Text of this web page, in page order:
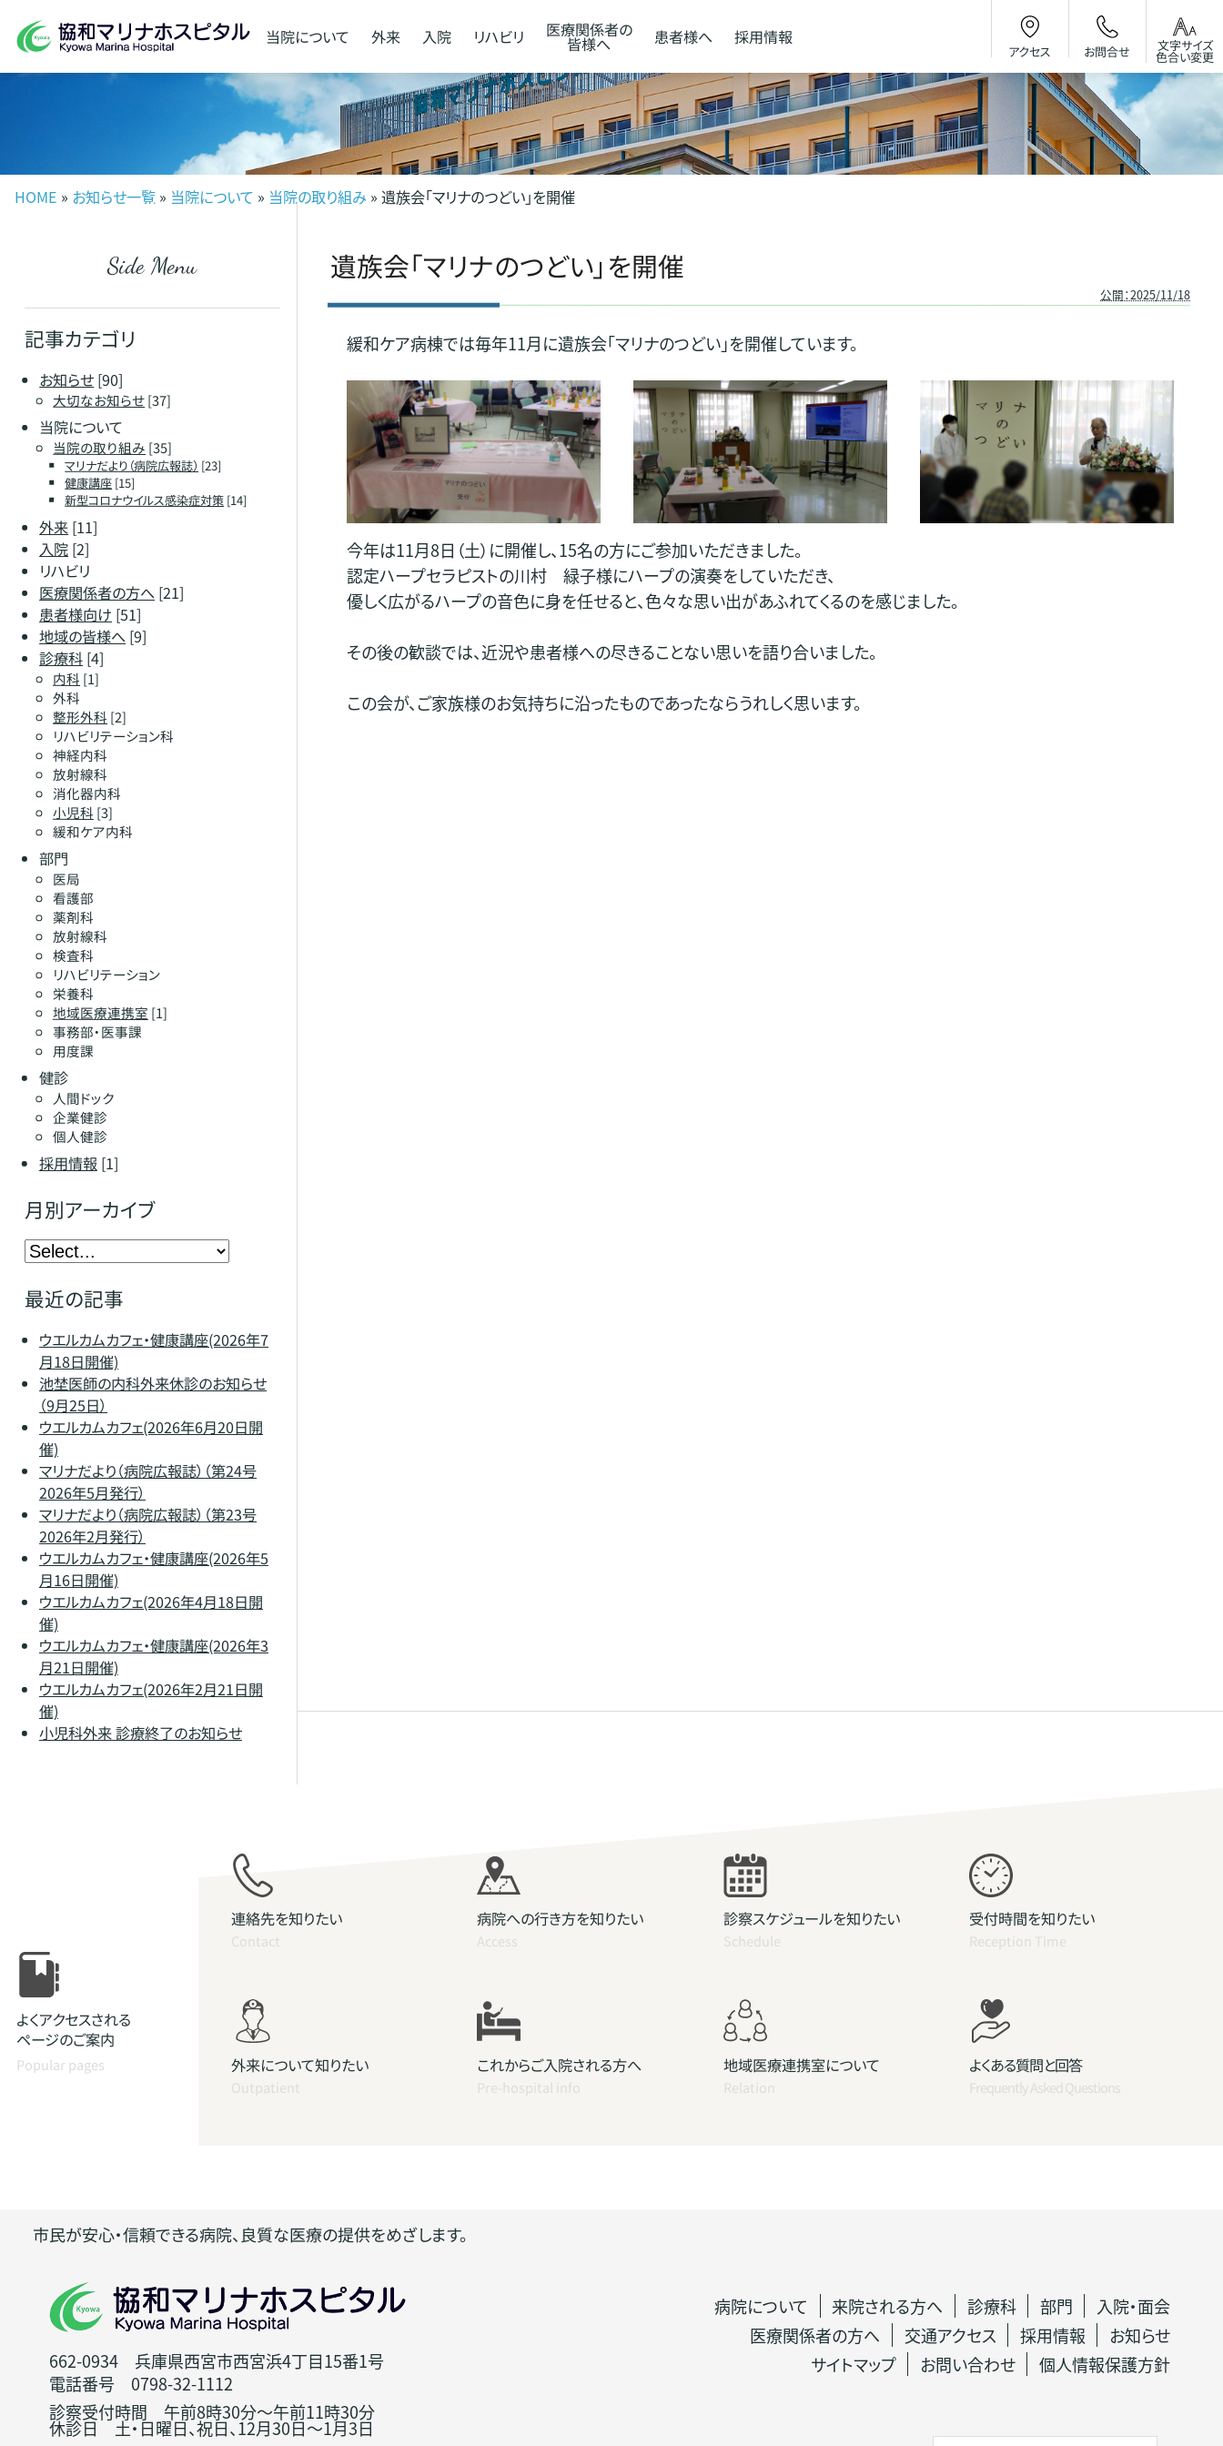
当院について 外来 入院 リハビリ 医療関係者の
皆様へ 患者様へ 採用情報
アクセス お問合せ 文字サイズ
色合い変更
HOME » お知らせ一覧 » 当院について » 当院の取り組み » 遺族会「マリナのつどい」を開催
遺族会「マリナのつどい」を開催
公開：2025/11/18
緩和ケア病棟では毎年11月に遺族会「マリナのつどい」を開催しています。
今年は11月8日（土）に開催し、15名の方にご参加いただきました。
認定ハープセラピストの川村 緑子様にハープの演奏をしていただき、
優しく広がるハープの音色に身を任せると、色々な思い出があふれてくるのを感じました。
その後の歓談では、近況や患者様への尽きることない思いを語り合いました。
この会が、ご家族様のお気持ちに沿ったものであったならうれしく思います。
Side Menu
記事カテゴリ
お知らせ [90]
大切なお知らせ[37]
当院について
当院の取り組み [35]
マリナだより（病院広報誌） [23]
健康講座 [15]
新型コロナウイルス感染症対策[14]
外来 [11]
入院 [2]
リハビリ
医療関係者の方へ [21]
患者様向け [51]
地域の皆様へ [9]
診療科 [4]
内科 [1]
外科
整形外科 [2]
リハビリテーション科
神経内科
放射線科
消化器内科
小児科 [3]
緩和ケア内科
部門
医局
看護部
薬剤科
放射線科
検査科
リハビリテーション
栄養科
地域医療連携室 [1]
事務部・医事課
用度課
健診
人間ドック
企業健診
個人健診
採用情報 [1]
月別アーカイブ
最近の記事
ウエルカムカフェ・健康講座(2026年7
月18日開催)
池埜医師の内科外来休診のお知らせ
（9月25日）
ウエルカムカフェ(2026年6月20日開
催)
マリナだより（病院広報誌）（第24号
2026年5月発行）
マリナだより（病院広報誌）（第23号
2026年2月発行）
ウエルカムカフェ・健康講座(2026年5
月16日開催)
ウエルカムカフェ(2026年4月18日開
催)
ウエルカムカフェ・健康講座(2026年3
月21日開催)
ウエルカムカフェ(2026年2月21日開
催)
小児科外来 診療終了のお知らせ
よくアクセスされる
ページのご案内
Popular pages
連絡先を知りたい
Contact
病院への行き方を知りたい
Access
診察スケジュールを知りたい
Schedule
受付時間を知りたい
Reception Time
外来について知りたい
Outpatient
これからご入院される方へ
Pre-hospital info
地域医療連携室について
Relation
よくある質問と回答
Frequently Asked Questions
市民が安心・信頼できる病院、良質な医療の提供をめざします。
662-0934 兵庫県西宮市西宮浜4丁目15番1号
電話番号 0798-32-1112
診察受付時間 午前8時30分～午前11時30分
休診日 土・日曜日、祝日、12月30日～1月3日
病院について 来院される方へ 診療科 部門
入院・面会
医療関係者の方へ
交通アクセス 採用情報
お知らせ
サイトマップ
お問い合わせ 個人情報保護方針